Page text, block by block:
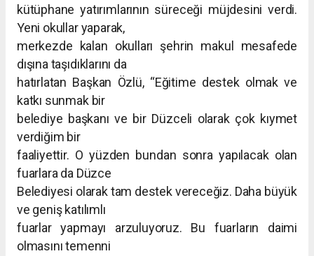
kütüphane yatırımlarının süreceği müjdesini verdi.
Yeni okullar yaparak,
merkezde kalan okulları şehrin makul mesafede
dışına taşıdıklarını da
hatırlatan Başkan Özlü, “Eğitime destek olmak ve
katkı sunmak bir
belediye başkanı ve bir Düzceli olarak çok kıymet
verdiğim bir
faaliyettir. O yüzden bundan sonra yapılacak olan
fuarlara da Düzce
Belediyesi olarak tam destek vereceğiz. Daha büyük
ve geniş katılımlı
fuarlar yapmayı arzuluyoruz. Bu fuarların daimi
olmasını temenni